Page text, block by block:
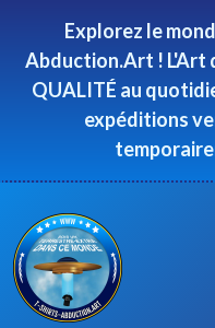
Explorez le
Abduction.Art ! L'Art
QUALITÉ au
expéditions